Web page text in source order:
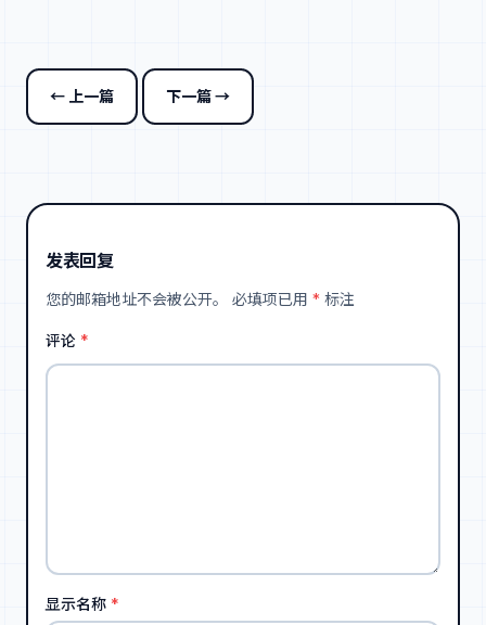
← 上一篇 下一篇 →
发表回复
您的邮箱地址不会被公开。 必填项已用 * 标注
评论 *
显示名称 *